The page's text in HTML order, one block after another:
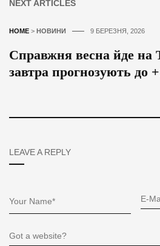
NEXT ARTICLES
HOME > НОВИНИ 9 БЕРЕЗНЯ, 2026
Справжня весна йде
завтра прогнозують до
LEAVE A REPLY